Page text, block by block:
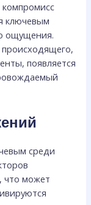
ключевым
ощущения.
появляется
среди
что может